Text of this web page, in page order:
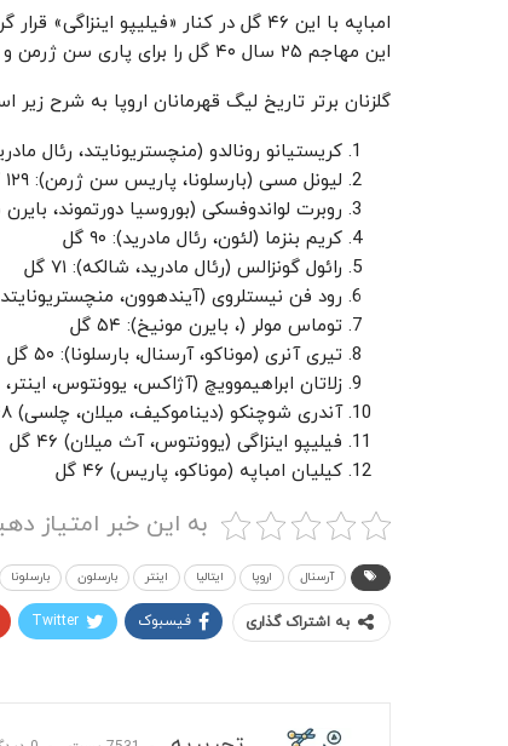
امباپه با این ۴۶ گل در کنار «فیلیپو اینزاگی» قرار گرفت.
این مهاجم ۲۵ سال ۴۰ گل را برای پاری سن ژرمن و ۶ گل را با پیراهن موناکو به ثمر رسانده است.
گلزنان برتر تاریخ لیگ قهرمانان اروپا به شرح زیر
کریستیانو رونالدو (منچستریونایتد، رئال مادرید،
لیونل مسی (بارسلونا، پاریس سن ژرمن): ۱۲۹ گل
روبرت لواندوفسکی (بوروسیا دورتموند، بایرن
کریم بنزما (لئون، رئال مادرید): ۹۰ گل
رائول گونزالس (رئال مادرید، شالکه): ۷۱ گل
رود فن نیستلروی (آیندهوون، منچستریونایتد،
توماس مولر (، بایرن مونیخ): ۵۴ گل
تیری آنری (موناکو، آرسنال، بارسلونا): ۵۰ گل
زلاتان ابراهیموویچ (آژاکس، یوونتوس، اینتر،
آندری شوچنکو (دیناموکیف، میلان، چلسی) ۴۸ گل
فیلیپو اینزاگی (یوونتوس، آث میلان) ۴۶ گل
کیلیان امباپه (موناکو، پاریس) ۴۶ گل
به این خبر امتیاز
آرسنال اروپا ایتالیا اینتر بارسلون بارسلونا
به اشتراک گذاری فیسبوک Twitter